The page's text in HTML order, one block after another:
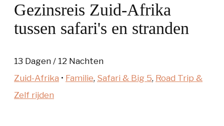
Gezinsreis Zuid-Afrika
tussen safari's en stranden
13 Dagen / 12 Nachten
Zuid-Afrika • Familie, Safari & Big 5, Road Trip &
Zelf rijden